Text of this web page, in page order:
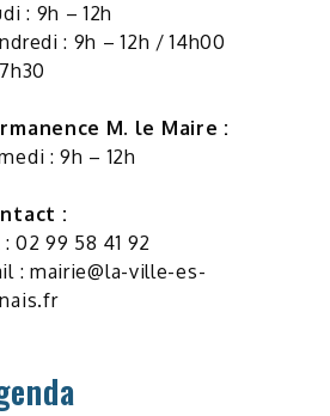
: 9h – 12h
: 9h – 12h / 14h00
M. le Maire :
: 9h – 12h
:
02 99 58 41 92
: mairie@la-ville-es-